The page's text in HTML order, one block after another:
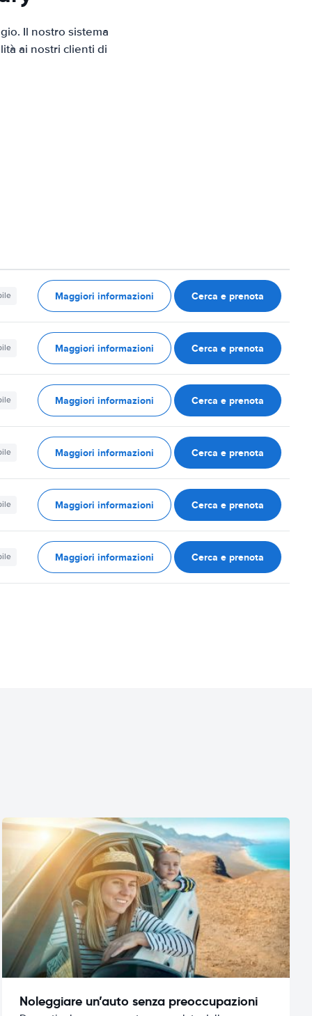
Il nostro sistema
ai nostri clienti di
Maggiori informazioni Cerca e prenota
Maggiori informazioni Cerca e prenota
Maggiori informazioni Cerca e prenota
Maggiori informazioni Cerca e prenota
Maggiori informazioni Cerca e prenota
Maggiori informazioni Cerca e prenota
Noleggiare un’auto senza preoccupazioni